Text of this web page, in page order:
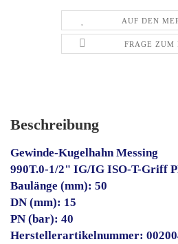
AUF DEN
FRAGE ZUM
Beschreibung
Gewinde-Kugelhahn Messing
990T.0-1/2" IG/IG ISO-T-Griff
Baulänge (mm): 50
DN (mm): 15
PN (bar): 40
Herstellerartikelnummer: